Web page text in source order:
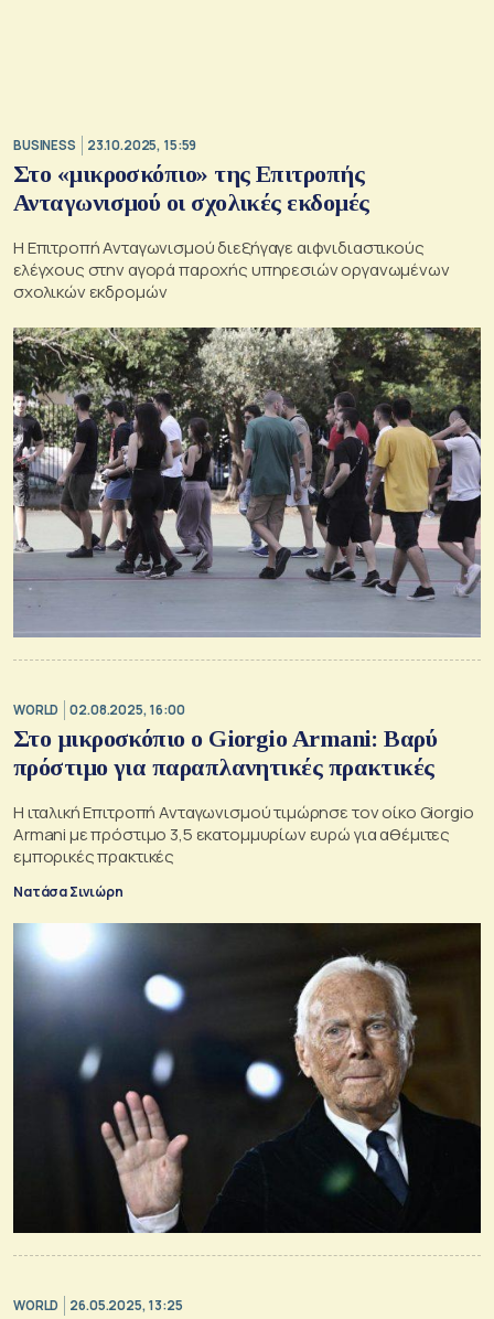
BUSINESS 23.10.2025, 15:59
Στο «μικροσκόπιο» της Επιτροπής
Ανταγωνισμού οι σχολικές εκδομές
Η Επιτροπή Ανταγωνισμού διεξήγαγε αιφνιδιαστικούς
ελέγχους στην αγορά παροχής υπηρεσιών οργανωμένων
σχολικών εκδρομών
WORLD 02.08.2025, 16:00
Στο μικροσκόπιο ο Giorgio Armani: Βαρύ
πρόστιμο για παραπλανητικές πρακτικές
Η ιταλική Επιτροπή Ανταγωνισμού τιμώρησε τον οίκο Giorgio
Armani με πρόστιμο 3,5 εκατομμυρίων ευρώ για αθέμιτες
εμπορικές πρακτικές
Νατάσα Σινιώρη
WORLD 26.05.2025, 13:25